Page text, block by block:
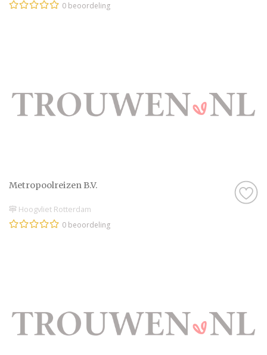
0 beoordeling
Metropoolreizen B.V.
Hoogvliet Rotterdam
0 beoordeling